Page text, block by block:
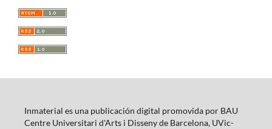
Inmaterial es una publicación digital promovida por BAU
Centre Universitari d'Arts i Disseny de Barcelona, UVic-